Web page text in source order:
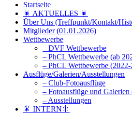
Startseite
🎇 AKTUELLES 🎇
Über Uns (Treffpunkt/Kontakt/
Mitglieder (01.01.2026)
Wettbewerbe
– DVF Wettbewerbe
– PhCL Wettbewerbe (ab
– PhCL Wettbewerbe
Ausflüge/Galerien/Ausstellungen
– Club-Fotoausflüge
– Fotoausflüge und
– Ausstellungen
🎇 INTERN🎇